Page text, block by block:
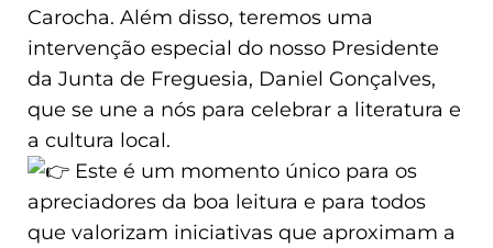
Carocha. Além disso, teremos uma
intervenção especial do nosso Presidente
da Junta de Freguesia, Daniel Gonçalves,
que se une a nós para celebrar a literatura e
a cultura local.
Este é um momento único para os
apreciadores da boa leitura e para todos
que valorizam iniciativas que aproximam a